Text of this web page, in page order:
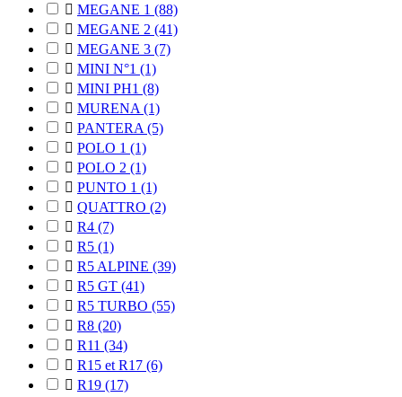
 MEGANE 1 (88)
 MEGANE 2 (41)
 MEGANE 3 (7)
 MINI N°1 (1)
 MINI PH1 (8)
 MURENA (1)
 PANTERA (5)
 POLO 1 (1)
 POLO 2 (1)
 PUNTO 1 (1)
 QUATTRO (2)
 R4 (7)
 R5 (1)
 R5 ALPINE (39)
 R5 GT (41)
 R5 TURBO (55)
 R8 (20)
 R11 (34)
 R15 et R17 (6)
 R19 (17)